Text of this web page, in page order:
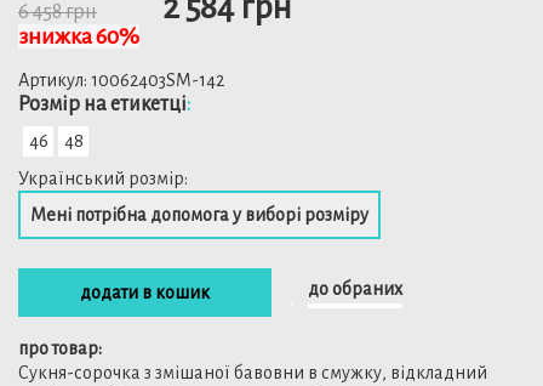
6 458 грн
знижка 60%
2 584 грн
Артикул: 10062403SM-142
Розмiр на етикетці:
46
48
Український розмір:
Мені потрібна допомога у виборі розміру
додати в кошик до обраних
про товар:
Сукня-сорочка з змішаної бавовни в смужку, відкладний